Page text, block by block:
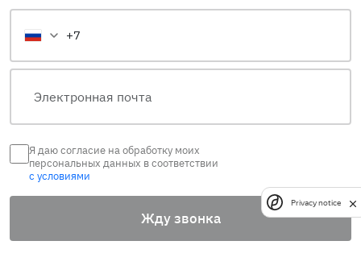
Я даю согласие на обработку моих
персональных данных в соответствии
с условиями
Жду звонка
Privacy notice